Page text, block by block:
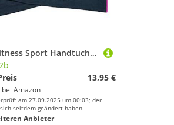
ace2b Fitness Sport Handtuch Mikrofaser – schnelltrocknend, platzsparend, leicht / 2 Taschen mit Überzug für Gerätetraining, Fitnessstudio, Gym / 120x55cm XL groß (pink)
13,95 €
Amazon
am 27.09.2025 um 00:03; der
seitdem geändert haben.
Anbieter